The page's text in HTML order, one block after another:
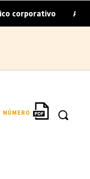
| Arval
NÚMERO